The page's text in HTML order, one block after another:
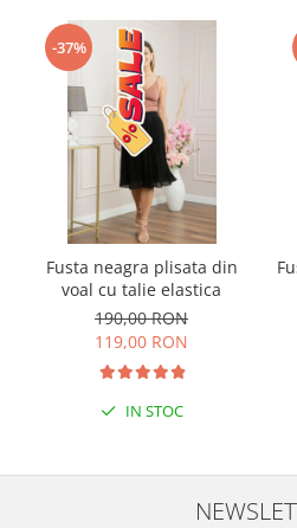
-37%
Fusta neagra plisata din
voal cu talie elastica
190,00 RON
119,00 RON
IN STOC